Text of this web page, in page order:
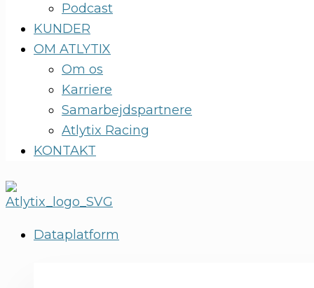
Podcast
KUNDER
OM ATLYTIX
Om os
Karriere
Samarbejdspartnere
Atlytix Racing
KONTAKT
Dataplatform